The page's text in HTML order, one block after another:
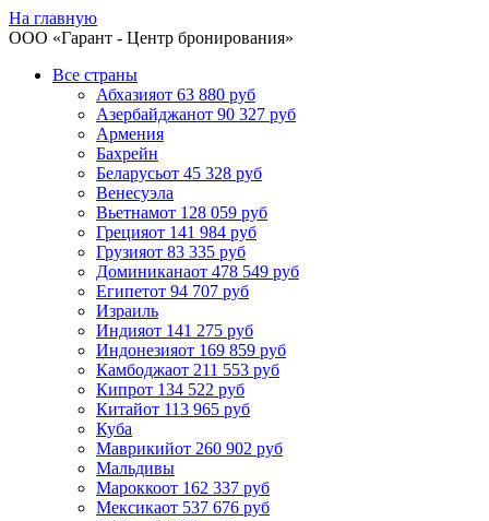
На главную
ООО «Гарант - Центр бронирования»
Все страны
Абхазияот 63 880 руб
Азербайджанот 90 327 руб
Армения
Бахрейн
Беларусьот 45 328 руб
Венесуэла
Вьетнамот 128 059 руб
Грецияот 141 984 руб
Грузияот 83 335 руб
Доминиканаот 478 549 руб
Египетот 94 707 руб
Израиль
Индияот 141 275 руб
Индонезияот 169 859 руб
Камбоджаот 211 553 руб
Кипрот 134 522 руб
Китайот 113 965 руб
Куба
Маврикийот 260 902 руб
Мальдивы
Мароккоот 162 337 руб
Мексикаот 537 676 руб